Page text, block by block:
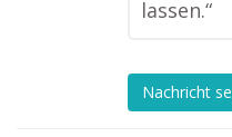
lassen.“
Nachricht